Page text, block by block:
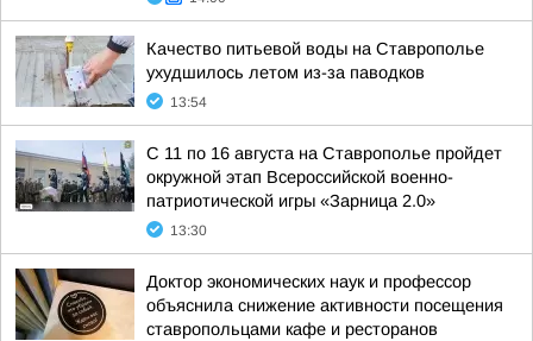
Качество питьевой воды на Ставрополье
ухудшилось летом из-за паводков
13:54
С 11 по 16 августа на Ставрополье пройдет
окружной этап Всероссийской военно-
патриотической игры «Зарница 2.0»
13:30
Доктор экономических наук и профессор
объяснила снижение активности посещения
ставропольцами кафе и ресторанов